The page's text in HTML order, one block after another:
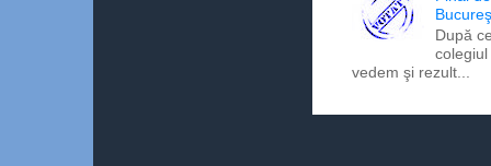
După
vedem şi rezult...